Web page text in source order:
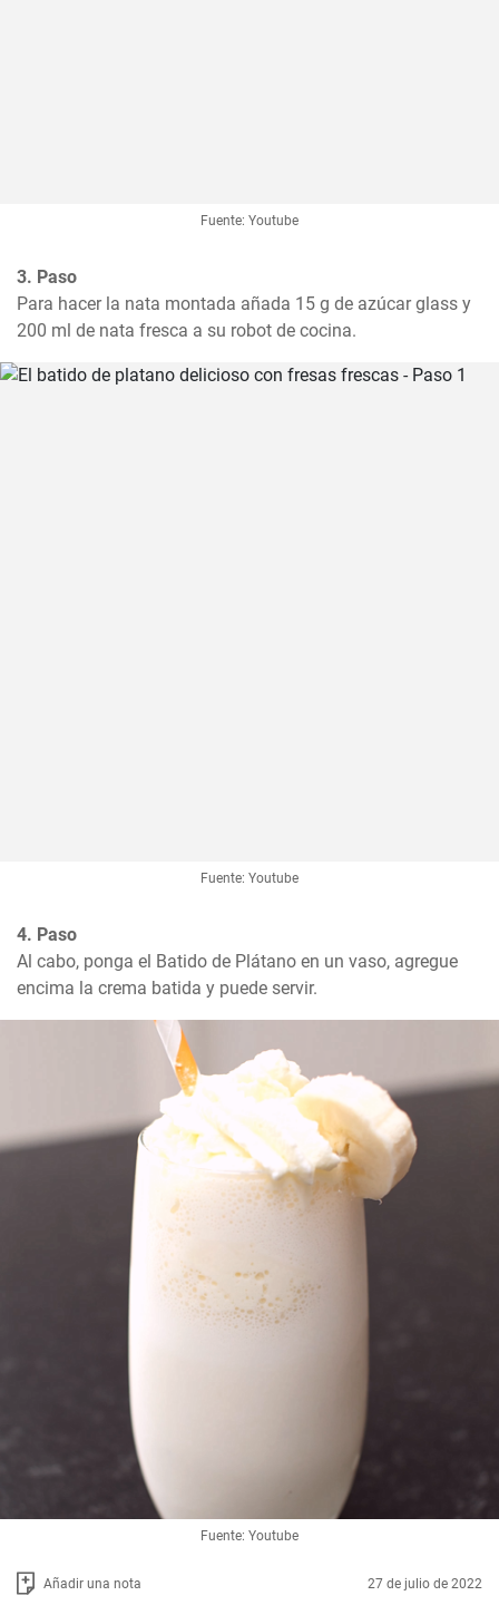
Fuente: Youtube
3. Paso
Para hacer la nata montada añada 15 g de azúcar glass y
200 ml de nata fresca a su robot de cocina.
Fuente: Youtube
4. Paso
Al cabo, ponga el Batido de Plátano en un vaso, agregue
encima la crema batida y puede servir.
Fuente: Youtube
Añadir una nota 27 de julio de 2022